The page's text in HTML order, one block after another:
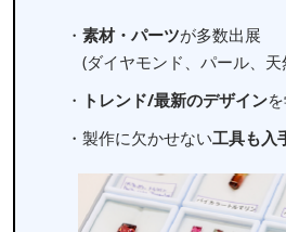
・ 素材・パーツが多数出展
(ダイヤモンド、パール、天
・ トレンド/最新のデザイン
・製作に欠かせない工具も入